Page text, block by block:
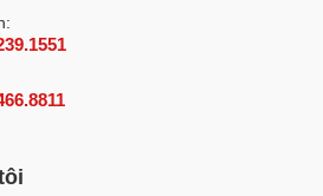
mới đánh kem trứng
vẫn đều và nhuyễn mịn. Motor